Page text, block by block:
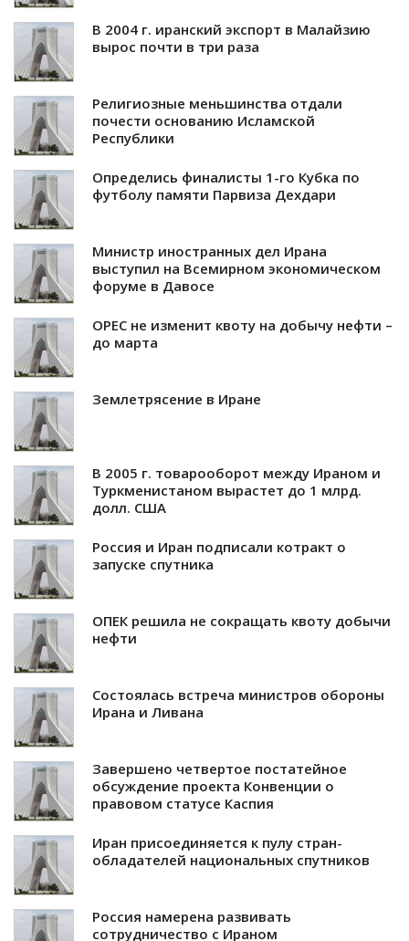
В 2004 г. иранский экспорт в Малайзию
вырос почти в три раза
Религиозные меньшинства отдали
почести основанию Исламской
Республики
Определись финалисты 1-го Кубка по
футболу памяти Парвиза Дехдари
Министр иностранных дел Ирана
выступил на Всемирном экономическом
форуме в Давосе
OPEC не изменит квоту на добычу нефти –
до марта
Землетрясение в Иране
В 2005 г. товарооборот между Ираном и
Туркменистаном вырастет до 1 млрд.
долл. США
Россия и Иран подписали котракт о
запуске спутника
ОПЕК решила не сокращать квоту добычи
нефти
Состоялась встреча министров обороны
Ирана и Ливана
Завершено четвертое постатейное
обсуждение проекта Конвенции о
правовом статусе Каспия
Иран присоединяется к пулу стран-
обладателей национальных спутников
Россия намерена развивать
сотрудничество с Ираном